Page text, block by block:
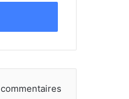
commentaires